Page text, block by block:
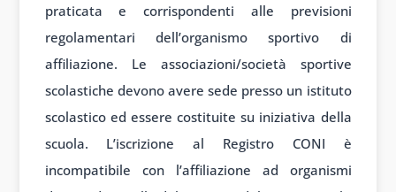
praticata e corrispondenti alle previsioni
regolamentari dell’organismo sportivo di
affiliazione. Le associazioni/società sportive
scolastiche devono avere sede presso un istituto
scolastico ed essere costituite su iniziativa della
scuola. L’iscrizione al Registro CONI è
incompatibile con l’affiliazione ad organismi